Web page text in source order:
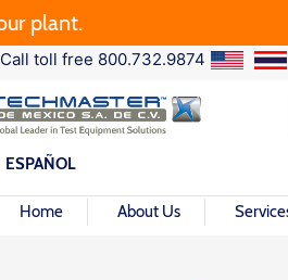
Call toll free 800.732.9874
ESPAÑOL
Home About Us